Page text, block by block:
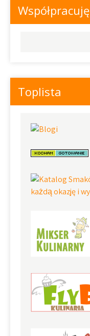
Współpracuję
Toplista